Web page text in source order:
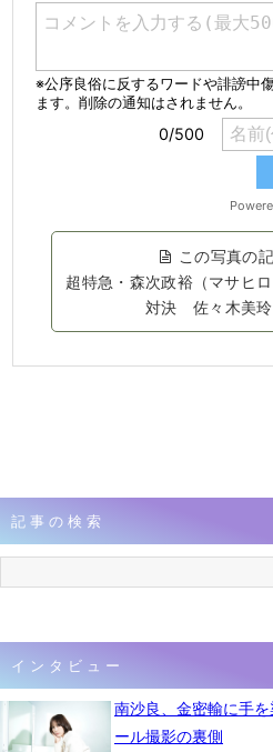
この写真の
超特急・森次政裕（マサヒ
対決 佐々木美玲
記事の検索
インタビュー
南沙良、金密輸に手
ール撮影の裏側